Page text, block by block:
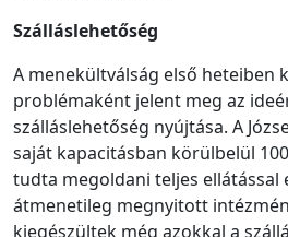
Szálláslehetőség
A menekültválság első heteiben
problémaként jelent meg az
szálláslehetőség nyújtása. A
saját kapacitásban körülbelül
tudta megoldani teljes ellátással
átmenetileg megnyitott
kiegészültek még azokkal a